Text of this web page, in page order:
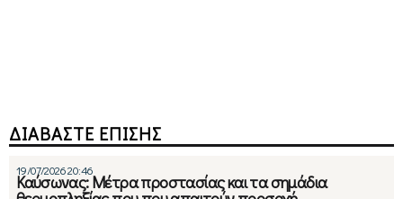
ΔΙΑΒΑΣΤΕ ΕΠΙΣΗΣ
19/07/2026 20:46
Καύσωνας: Mέτρα προστασίας και τα σημάδια